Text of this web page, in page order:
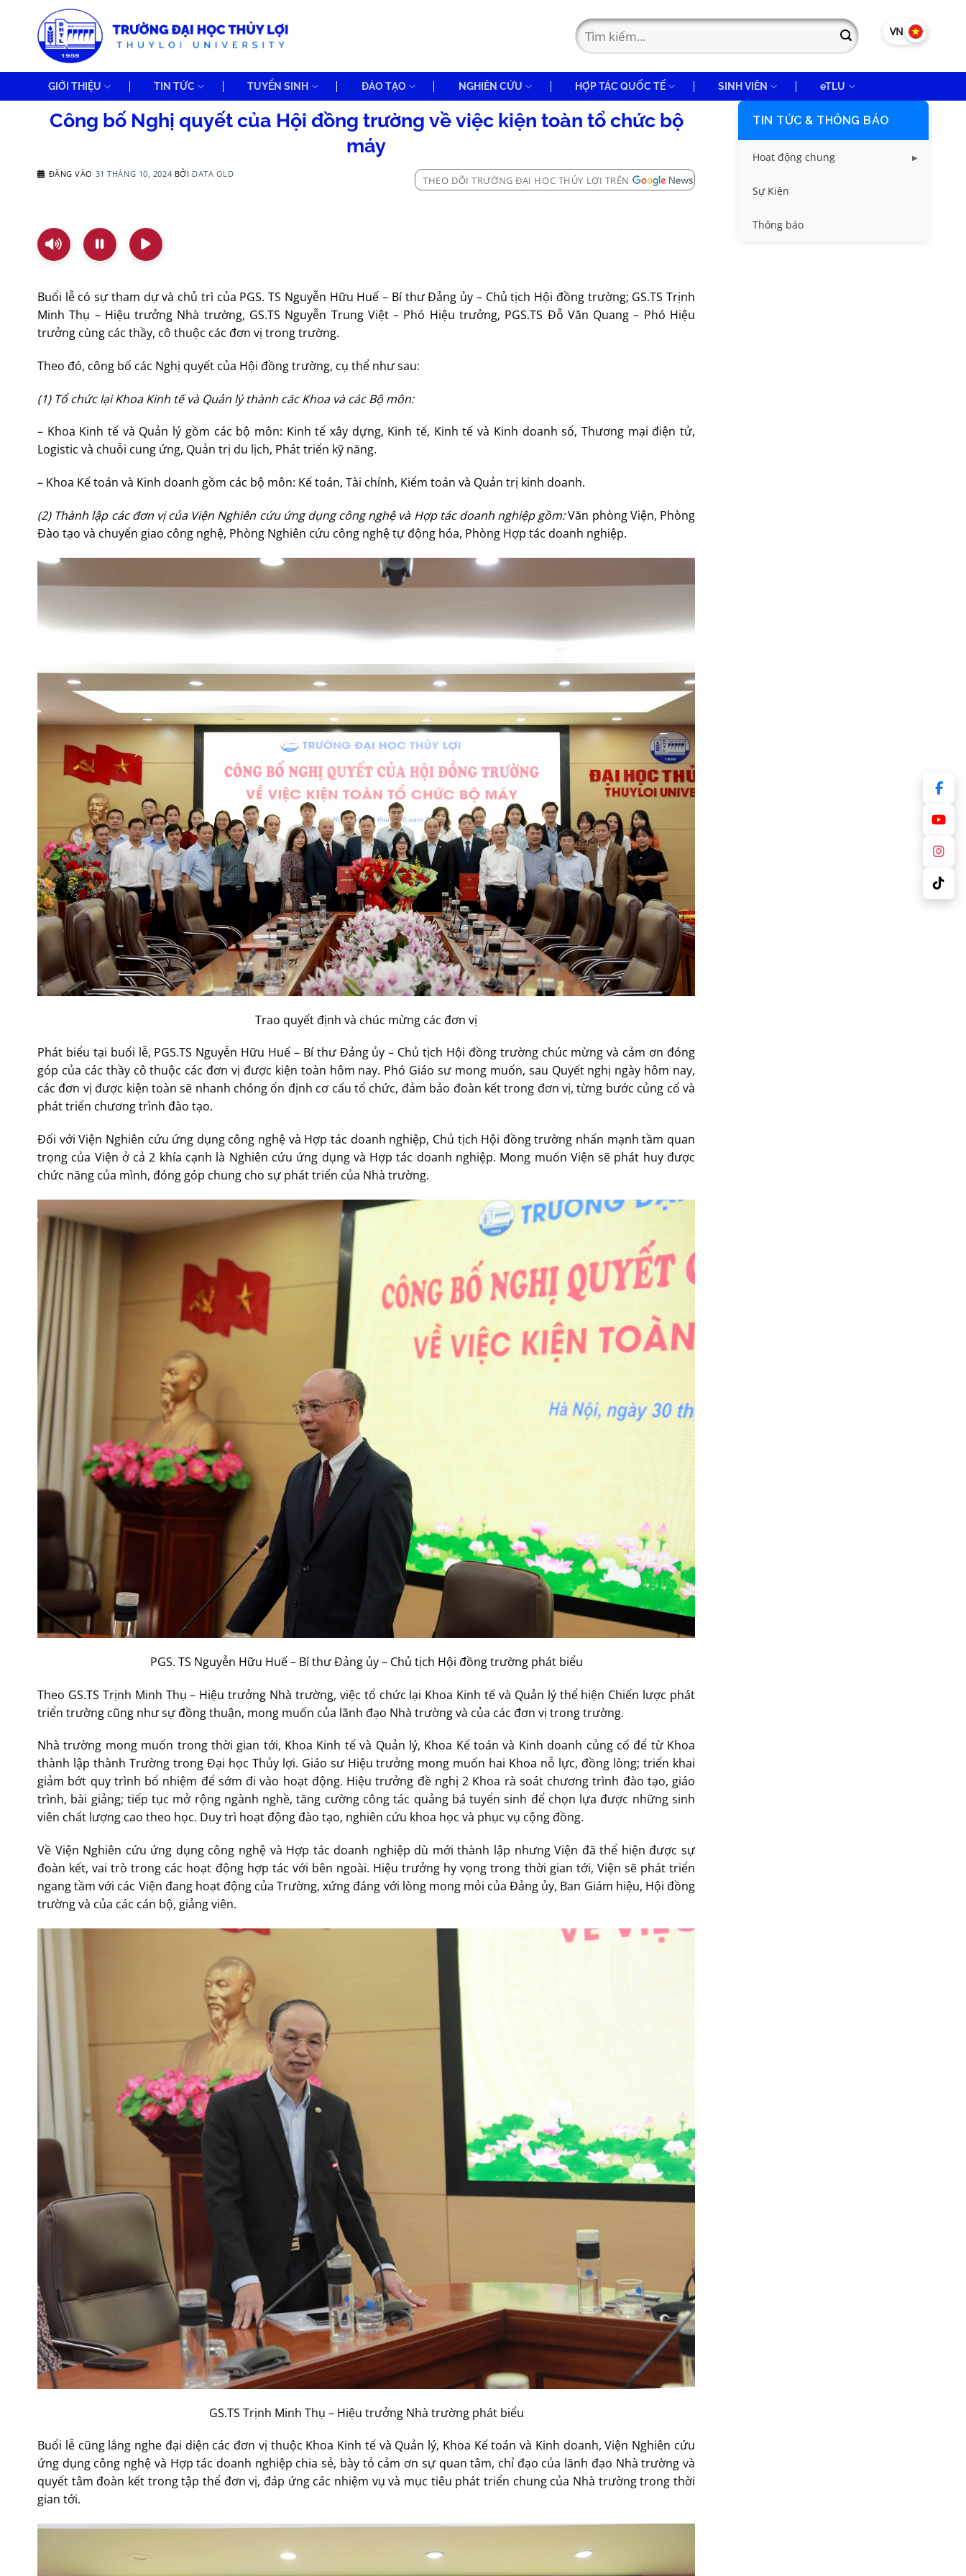
VN EN
GIỚI THIỆU TIN TỨC TUYỂN SINH ĐÀO TẠO NGHIÊN CỨU HỢP TÁC QUỐC TẾ SINH VIÊN eTLU
Công bố Nghị quyết của Hội đồng trường về việc kiện toàn tổ chức bộ
máy
ĐĂNG VÀO 31 THÁNG 10, 2024 BỞI DATA OLD
THEO DÕI TRƯỜNG ĐẠI HỌC THỦY LỢI TRÊN
Buổi lễ có sự tham dự và chủ trì của PGS. TS Nguyễn Hữu Huế – Bí thư Đảng ủy – Chủ tịch Hội đồng trường; GS.TS Trịnh
Minh Thụ – Hiệu trưởng Nhà trường, GS.TS Nguyễn Trung Việt – Phó Hiệu trưởng, PGS.TS Đỗ Văn Quang – Phó Hiệu
trưởng cùng các thầy, cô thuộc các đơn vị trong trường.
Theo đó, công bố các Nghị quyết của Hội đồng trường, cụ thể như sau:
(1) Tổ chức lại Khoa Kinh tế và Quản lý thành các Khoa và các Bộ môn:
– Khoa Kinh tế và Quản lý gồm các bộ môn: Kinh tế xây dựng, Kinh tế, Kinh tế và Kinh doanh số, Thương mại điện tử,
Logistic và chuỗi cung ứng, Quản trị du lịch, Phát triển kỹ năng.
– Khoa Kế toán và Kinh doanh gồm các bộ môn: Kế toán, Tài chính, Kiểm toán và Quản trị kinh doanh.
(2) Thành lập các đơn vị của Viện Nghiên cứu ứng dụng công nghệ và Hợp tác doanh nghiệp gồm:Văn phòng Viện, Phòng
Đào tạo và chuyển giao công nghệ, Phòng Nghiên cứu công nghệ tự động hóa, Phòng Hợp tác doanh nghiệp.
Trao quyết định và chúc mừng các đơn vị
Phát biểu tại buổi lễ, PGS.TS Nguyễn Hữu Huế – Bí thư Đảng ủy – Chủ tịch Hội đồng trường chúc mừng và cảm ơn đóng
góp của các thầy cô thuộc các đơn vị được kiện toàn hôm nay. Phó Giáo sư mong muốn, sau Quyết nghị ngày hôm nay,
các đơn vị được kiện toàn sẽ nhanh chóng ổn định cơ cấu tổ chức, đảm bảo đoàn kết trong đơn vị, từng bước củng cố và
phát triển chương trình đào tạo.
Đối với Viện Nghiên cứu ứng dụng công nghệ và Hợp tác doanh nghiệp, Chủ tịch Hội đồng trường nhấn mạnh tầm quan
trọng của Viện ở cả 2 khía cạnh là Nghiên cứu ứng dụng và Hợp tác doanh nghiệp. Mong muốn Viện sẽ phát huy được
chức năng của mình, đóng góp chung cho sự phát triển của Nhà trường.
PGS. TS Nguyễn Hữu Huế – Bí thư Đảng ủy – Chủ tịch Hội đồng trường phát biểu
Theo GS.TS Trịnh Minh Thụ – Hiệu trưởng Nhà trường, việc tổ chức lại Khoa Kinh tế và Quản lý thể hiện Chiến lược phát
triển trường cũng như sự đồng thuận, mong muốn của lãnh đạo Nhà trường và của các đơn vị trong trường.
Nhà trường mong muốn trong thời gian tới, Khoa Kinh tế và Quản lý, Khoa Kế toán và Kinh doanh củng cố để từ Khoa
thành lập thành Trường trong Đại học Thủy lợi. Giáo sư Hiệu trưởng mong muốn hai Khoa nỗ lực, đồng lòng; triển khai
giảm bớt quy trình bổ nhiệm để sớm đi vào hoạt động. Hiệu trưởng đề nghị 2 Khoa rà soát chương trình đào tạo, giáo
trình, bài giảng; tiếp tục mở rộng ngành nghề, tăng cường công tác quảng bá tuyển sinh để chọn lựa được những sinh
viên chất lượng cao theo học. Duy trì hoạt động đào tạo, nghiên cứu khoa học và phục vụ cộng đồng.
Về Viện Nghiên cứu ứng dụng công nghệ và Hợp tác doanh nghiệp dù mới thành lập nhưng Viện đã thể hiện được sự
đoàn kết, vai trò trong các hoạt động hợp tác với bên ngoài. Hiệu trưởng hy vọng trong thời gian tới, Viện sẽ phát triển
ngang tầm với các Viện đang hoạt động của Trường, xứng đáng với lòng mong mỏi của Đảng ủy, Ban Giám hiệu, Hội đồng
trường và của các cán bộ, giảng viên.
GS.TS Trịnh Minh Thụ – Hiệu trưởng Nhà trường phát biểu
Buổi lễ cũng lắng nghe đại diện các đơn vị thuộc Khoa Kinh tế và Quản lý, Khoa Kế toán và Kinh doanh, Viện Nghiên cứu
ứng dụng công nghệ và Hợp tác doanh nghiệp chia sẻ, bày tỏ cảm ơn sự quan tâm, chỉ đạo của lãnh đạo Nhà trường và
quyết tâm đoàn kết trong tập thể đơn vị, đáp ứng các nhiệm vụ và mục tiêu phát triển chung của Nhà trường trong thời
gian tới.
TIN TỨC & THÔNG BÁO
Hoạt động chung
Tin công tác sinh viên
Tin đào tạo
Sự Kiện
Thông báo